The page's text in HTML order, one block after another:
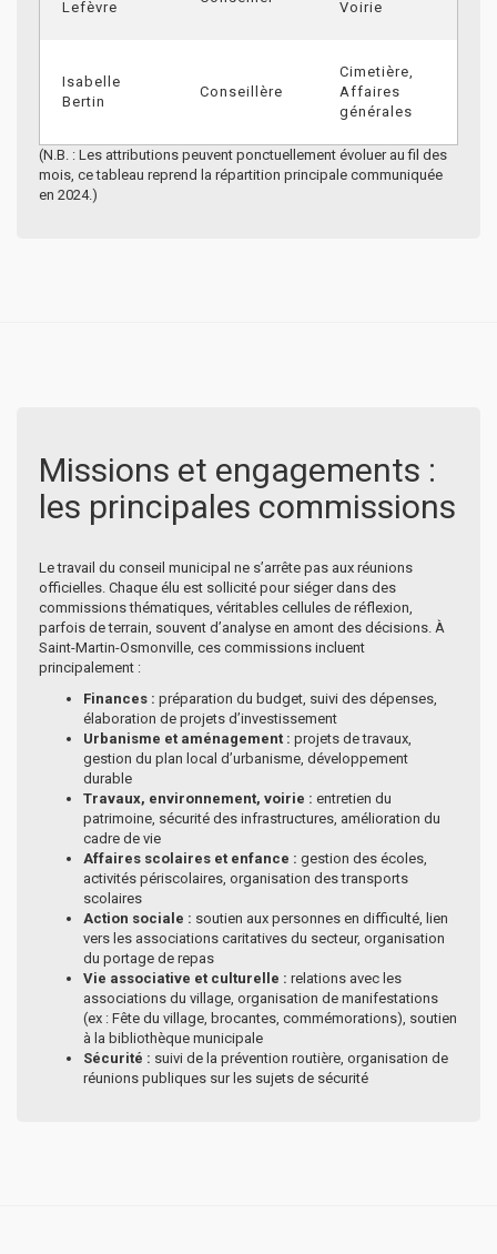
Lefèvre Voirie
Isabelle
Bertin
Conseillère
Cimetière,
Affaires
générales
(N.B. : Les attributions peuvent ponctuellement évoluer au fil des
mois, ce tableau reprend la répartition principale communiquée
en 2024.)
Missions et engagements :
les principales commissions
Le travail du conseil municipal ne s’arrête pas aux réunions
officielles. Chaque élu est sollicité pour siéger dans des
commissions thématiques, véritables cellules de réflexion,
parfois de terrain, souvent d’analyse en amont des décisions. À
Saint-Martin-Osmonville, ces commissions incluent
principalement :
Finances : préparation du budget, suivi des dépenses,
élaboration de projets d’investissement
Urbanisme et aménagement : projets de travaux,
gestion du plan local d’urbanisme, développement
durable
Travaux, environnement, voirie : entretien du
patrimoine, sécurité des infrastructures, amélioration du
cadre de vie
Affaires scolaires et enfance : gestion des écoles,
activités périscolaires, organisation des transports
scolaires
Action sociale : soutien aux personnes en difficulté, lien
vers les associations caritatives du secteur, organisation
du portage de repas
Vie associative et culturelle : relations avec les
associations du village, organisation de manifestations
(ex : Fête du village, brocantes, commémorations), soutien
à la bibliothèque municipale
Sécurité : suivi de la prévention routière, organisation de
réunions publiques sur les sujets de sécurité